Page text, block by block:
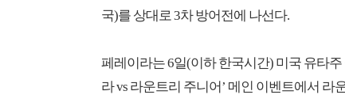
국)를 상대로 3차 방어전에 나선다.
페레이라는 6일(이하 한국시간) 미국 유타
라 vs 라운트리 주니어’ 메인 이벤트에서 라